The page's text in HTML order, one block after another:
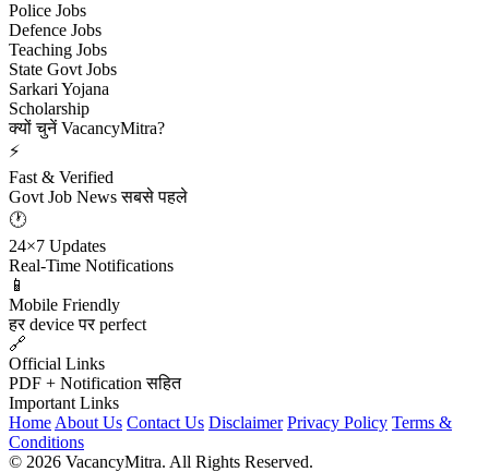
Police Jobs
Defence Jobs
Teaching Jobs
State Govt Jobs
Sarkari Yojana
Scholarship
क्यों चुनें VacancyMitra?
⚡
Fast & Verified
Govt Job News सबसे पहले
🕐
24×7 Updates
Real-Time Notifications
📱
Mobile Friendly
हर device पर perfect
🔗
Official Links
PDF + Notification सहित
Important Links
Home About Us Contact Us Disclaimer Privacy Policy Terms &
Conditions
© 2026 VacancyMitra. All Rights Reserved.